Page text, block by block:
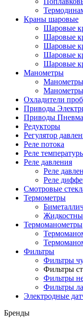
Краны шаровые
Шаровые
Шаровые
Шаровые
Шаровые
Шаровые
Манометры
Охладители проб
Приводы
Приводы
Редукторы
Регулятор
Реле потока
Реле
Реле давления
Реле
Реле
Смотровые
Термометры
Термоманометры
Фильтры
Фильтры
Фильтры
Фильтры
Фильтры
Электродные
Бренды